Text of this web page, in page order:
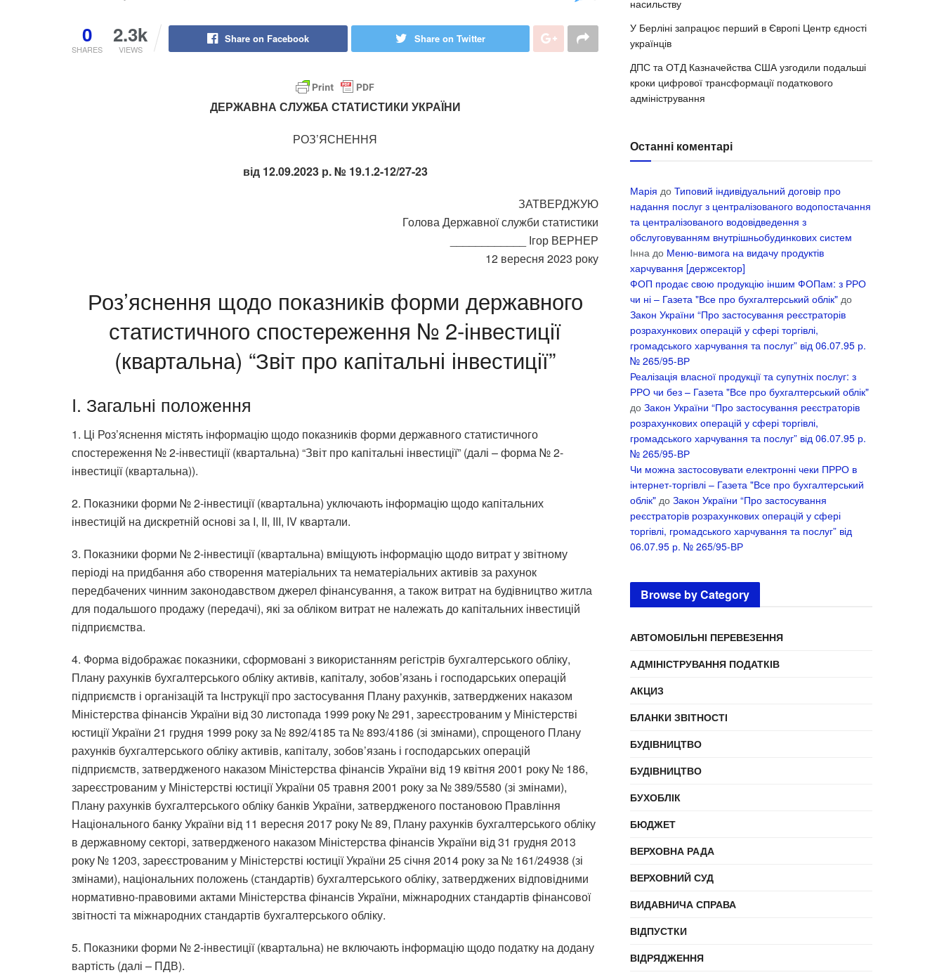
0
SHARES
2.3k
VIEWS
Share on Facebook Share on Twitter
ДЕРЖАВНА СЛУЖБА СТАТИСТИКИ УКРАЇНИ
РОЗ’ЯСНЕННЯ
від 12.09.2023 р. № 19.1.2-12/27-23
ЗАТВЕРДЖУЮ
Голова Державної служби статистики
____________ Ігор ВЕРНЕР
12 вересня 2023 року
Роз’яснення щодо показників форми державного
статистичного спостереження № 2-інвестиції
(квартальна) “Звіт про капітальні інвестиції”
I. Загальні положення
1. Ці Роз’яснення містять інформацію щодо показників форми державного статистичного
спостереження № 2-інвестиції (квартальна) “Звіт про капітальні інвестиції” (далі – форма № 2-
інвестиції (квартальна)).
2. Показники форми № 2-інвестиції (квартальна) уключають інформацію щодо капітальних
інвестицій на дискретній основі за I, II, III, IV квартали.
3. Показники форми № 2-інвестиції (квартальна) вміщують інформацію щодо витрат у звітному
періоді на придбання або створення матеріальних та нематеріальних активів за рахунок
передбачених чинним законодавством джерел фінансування, а також витрат на будівництво житла
для подальшого продажу (передачі), які за обліком витрат не належать до капітальних інвестицій
підприємства.
4. Форма відображає показники, сформовані з використанням регістрів бухгалтерського обліку,
Плану рахунків бухгалтерського обліку активів, капіталу, зобов’язань і господарських операцій
підприємств і організацій та Інструкції про застосування Плану рахунків, затверджених наказом
Міністерства фінансів України від 30 листопада 1999 року № 291, зареєстрованим у Міністерстві
юстиції України 21 грудня 1999 року за № 892/4185 та № 893/4186 (зі змінами), спрощеного Плану
рахунків бухгалтерського обліку активів, капіталу, зобов’язань і господарських операцій
підприємств, затвердженого наказом Міністерства фінансів України від 19 квітня 2001 року № 186,
зареєстрованим у Міністерстві юстиції України 05 травня 2001 року за № 389/5580 (зі змінами),
Плану рахунків бухгалтерського обліку банків України, затвердженого постановою Правління
Національного банку України від 11 вересня 2017 року № 89, Плану рахунків бухгалтерського обліку
в державному секторі, затвердженого наказом Міністерства фінансів України від 31 грудня 2013
року № 1203, зареєстрованим у Міністерстві юстиції України 25 січня 2014 року за № 161/24938 (зі
змінами), національних положень (стандартів) бухгалтерського обліку, затверджених відповідними
нормативно-правовими актами Міністерства фінансів України, міжнародних стандартів фінансової
звітності та міжнародних стандартів бухгалтерського обліку.
5. Показники форми № 2-інвестиції (квартальна) не включають інформацію щодо податку на додану
вартість (далі – ПДВ).
насильству
У Берліні запрацює перший в Європі Центр єдності
українців
ДПС та ОТД Казначейства США узгодили подальші
кроки цифрової трансформації податкового
адміністрування
Останні коментарі
Марія до Типовий індивідуальний договір про
надання послуг з централізованого водопостачання
та централізованого водовідведення з
обслуговуванням внутрішньобудинкових систем
Інна до Меню-вимога на видачу продуктів
харчування [держсектор]
ФОП продає свою продукцію іншим ФОПам: з РРО
чи ні – Газета "Все про бухгалтерський облік" до
Закон України “Про застосування реєстраторів
розрахункових операцій у сфері торгівлі,
громадського харчування та послуг” від 06.07.95 р.
№ 265/95-ВР
Реалізація власної продукції та супутніх послуг: з
РРО чи без – Газета "Все про бухгалтерський облік"
до Закон України “Про застосування реєстраторів
розрахункових операцій у сфері торгівлі,
громадського харчування та послуг” від 06.07.95 р.
№ 265/95-ВР
Чи можна застосовувати електронні чеки ПРРО в
інтернет-торгівлі – Газета "Все про бухгалтерський
облік" до Закон України “Про застосування
реєстраторів розрахункових операцій у сфері
торгівлі, громадського харчування та послуг” від
06.07.95 р. № 265/95-ВР
Browse by Category
АВТОМОБІЛЬНІ ПЕРЕВЕЗЕННЯ
АДМІНІСТРУВАННЯ ПОДАТКІВ
АКЦИЗ
БЛАНКИ ЗВІТНОСТІ
БУДІВНИЦТВО
БУДІВНИЦТВО
БУХОБЛІК
БЮДЖЕТ
ВЕРХОВНА РАДА
ВЕРХОВНИЙ СУД
ВИДАВНИЧА СПРАВА
ВІДПУСТКИ
ВІДРЯДЖЕННЯ